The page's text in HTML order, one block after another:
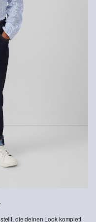
von 14 Tagen nach
Fashion Card und VIP
Tage Zeit, um ihre Artikel
Hilfe & FAQ
die deinen Look komplett